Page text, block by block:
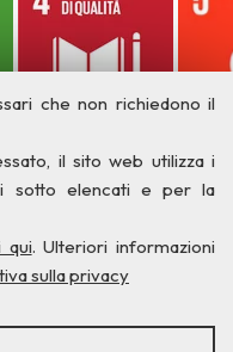
che non richiedono il
il sito web utilizza i
sotto elencati e per la
qui. Ulteriori informazioni
sulla privacy